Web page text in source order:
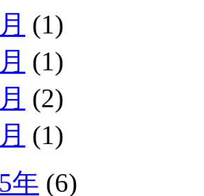
(1)
(1)
(2)
(1)
年 (6)